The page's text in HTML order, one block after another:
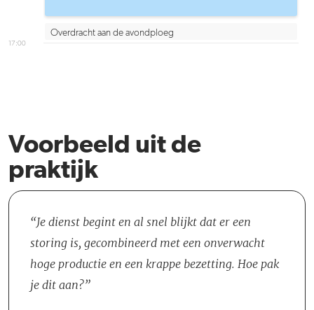
17:00
Overdracht aan de avondploeg
Voorbeeld uit de
praktijk
Je dienst begint en al snel blijkt dat er een
storing is, gecombineerd met een onverwacht
hoge productie en een krappe bezetting. Hoe pak
je dit aan?